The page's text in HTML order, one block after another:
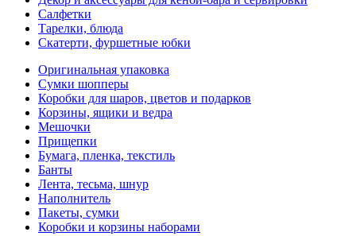
Салфетки
Тарелки, блюда
Скатерти, фуршетные юбки
Оригинальная упаковка
Сумки шопперы
Коробки для шаров, цветов и подарков
Корзины, ящики и ведра
Мешочки
Прищепки
Бумага, пленка, текстиль
Банты
Лента, тесьма, шнур
Наполнитель
Пакеты, сумки
Коробки и корзины наборами